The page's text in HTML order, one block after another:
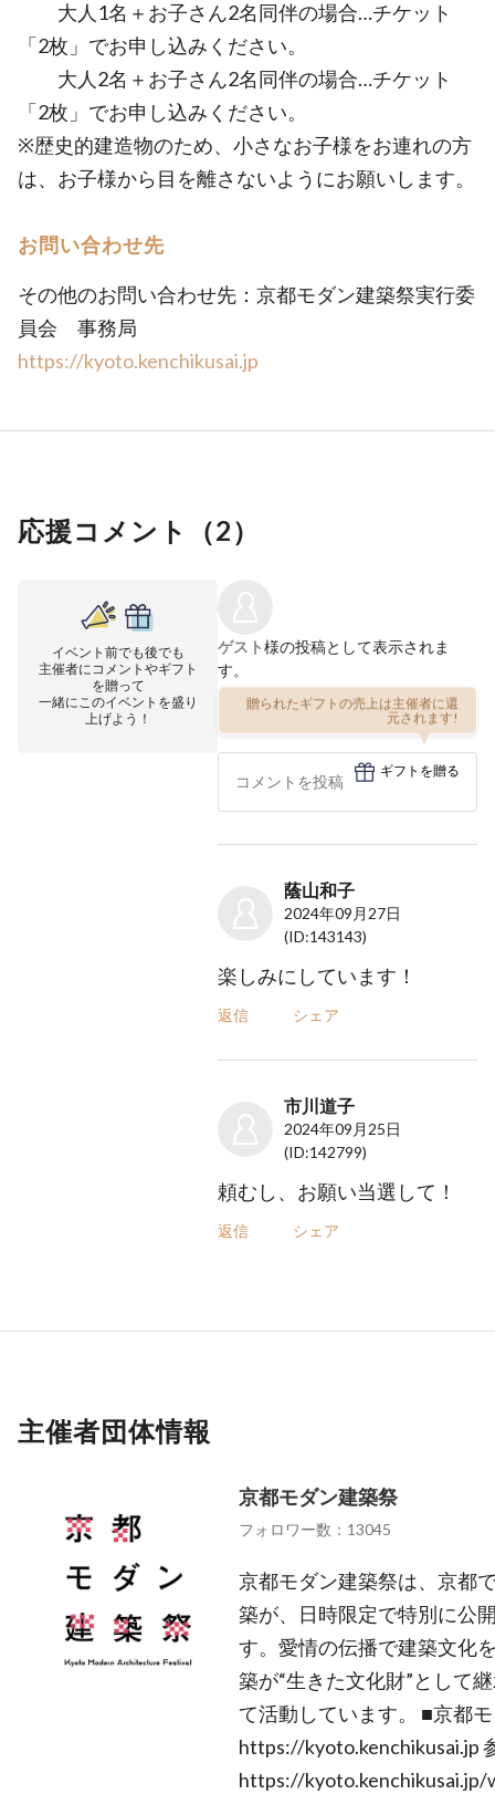
大人1名＋お子さん2名同伴の場合…チケット
「2枚」でお申し込みください。
大人2名＋お子さん2名同伴の場合…チケット
「2枚」でお申し込みください。
※歴史的建造物のため、小さなお子様をお連れの方
は、お子様から目を離さないようにお願いします。
お問い合わせ先
その他のお問い合わせ先：京都モダン建築祭実行委
員会 事務局
https://kyoto.kenchikusai.jp
応援コメント（2）
イベント前でも後でも
主催者にコメントやギフト
を贈って
一緒にこのイベントを盛り
上げよう！
ゲスト様の投稿として表示されま
す。
贈られたギフトの売上は主催者に還
元されます!
ギフトを贈る
蔭山和子
2024年09月27日
(ID:143143)
楽しみにしています！
返信 シェア
市川道子
2024年09月25日
(ID:142799)
頼むし、お願い当選して！
返信 シェア
主催者団体情報
京都モダン建築祭
フォロワー数：13045
京都モダン建築祭は、京都
築が、日時限定で特別に公
す。愛情の伝播で建築文化
築が“生きた文化財”として
て活動しています。 ■京都
https://kyoto.kenchikusai.jp
https://kyoto.kenchikusai.jp/